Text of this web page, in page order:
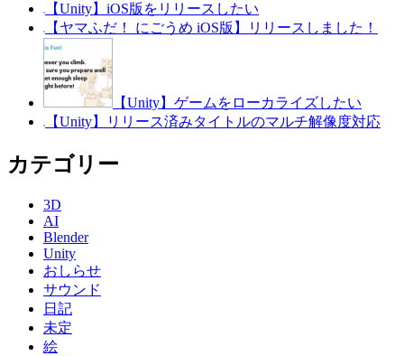
【Unity】iOS版をリリースしたい
【ヤマふだ！ にごうめ iOS版】リリースしました！
【Unity】ゲームをローカライズしたい
【Unity】リリース済みタイトルのマルチ解像度対応
カテゴリー
3D
AI
Blender
Unity
おしらせ
サウンド
日記
未定
絵